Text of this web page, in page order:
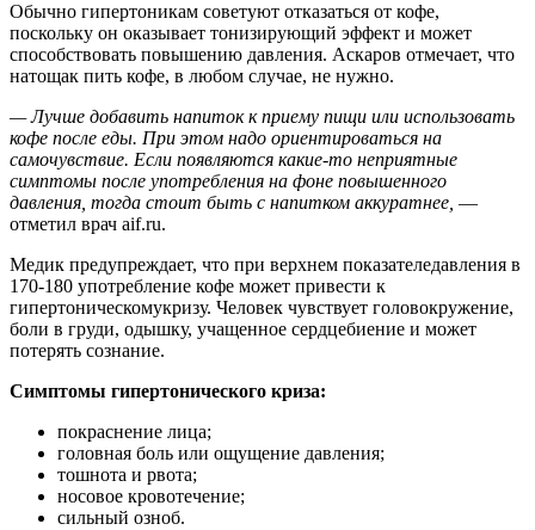
Обычно гипертоникам советуют отказаться от кофе,
поскольку он оказывает тонизирующий эффект и может
способствовать повышению давления. Аскаров отмечает, что
натощак пить кофе, в любом случае, не нужно.
— Лучше добавить напиток к приему пищи или использовать
кофе после еды. При этом надо ориентироваться на
самочувствие. Если появляются какие-то неприятные
симптомы после употребления на фоне повышенного
давления, тогда стоит быть с напитком аккуратнее, —
отметил врач aif.ru.
Медик предупреждает, что при верхнем показателедавления в
170-180 употребление кофе может привести к
гипертоническомукризу. Человек чувствует головокружение,
боли в груди, одышку, учащенное сердцебиение и может
потерять сознание.
Симптомы гипертонического криза:
покраснение лица;
головная боль или ощущение давления;
тошнота и рвота;
носовое кровотечение;
сильный озноб.